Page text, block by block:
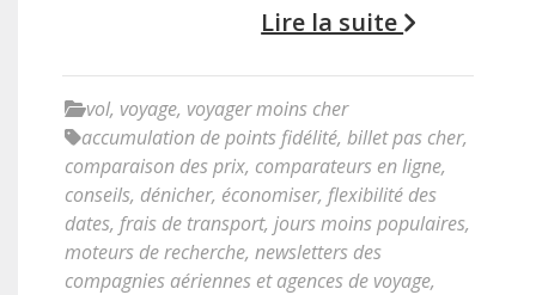
Lire la suite
vol, voyage, voyager moins cher
accumulation de points fidélité, billet pas cher,
comparaison des prix, comparateurs en ligne,
conseils, dénicher, économiser, flexibilité des
dates, frais de transport, jours moins populaires,
moteurs de recherche, newsletters des
compagnies aériennes et agences de voyage,